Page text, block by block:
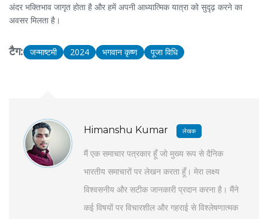
अंदर भक्तिभाव जागृत होता है और हमें अपनी आध्यात्मिक यात्रा को सुदृढ़ करने का
अवसर मिलता है।
टैग: जन्माष्टमी 2024 भगवान कृष्ण पूजा विधि
Himanshu Kumar लेखक
मैं एक समाचार पत्रकार हूँ जो मुख्य रूप से दैनिक
भारतीय समाचारों पर लेखन करता हूँ। मेरा लक्ष्य
विश्वसनीय और सटीक जानकारी प्रदान करना है। मैंने
कई विषयों पर विचारशील और गहराई से विश्लेषणात्मक